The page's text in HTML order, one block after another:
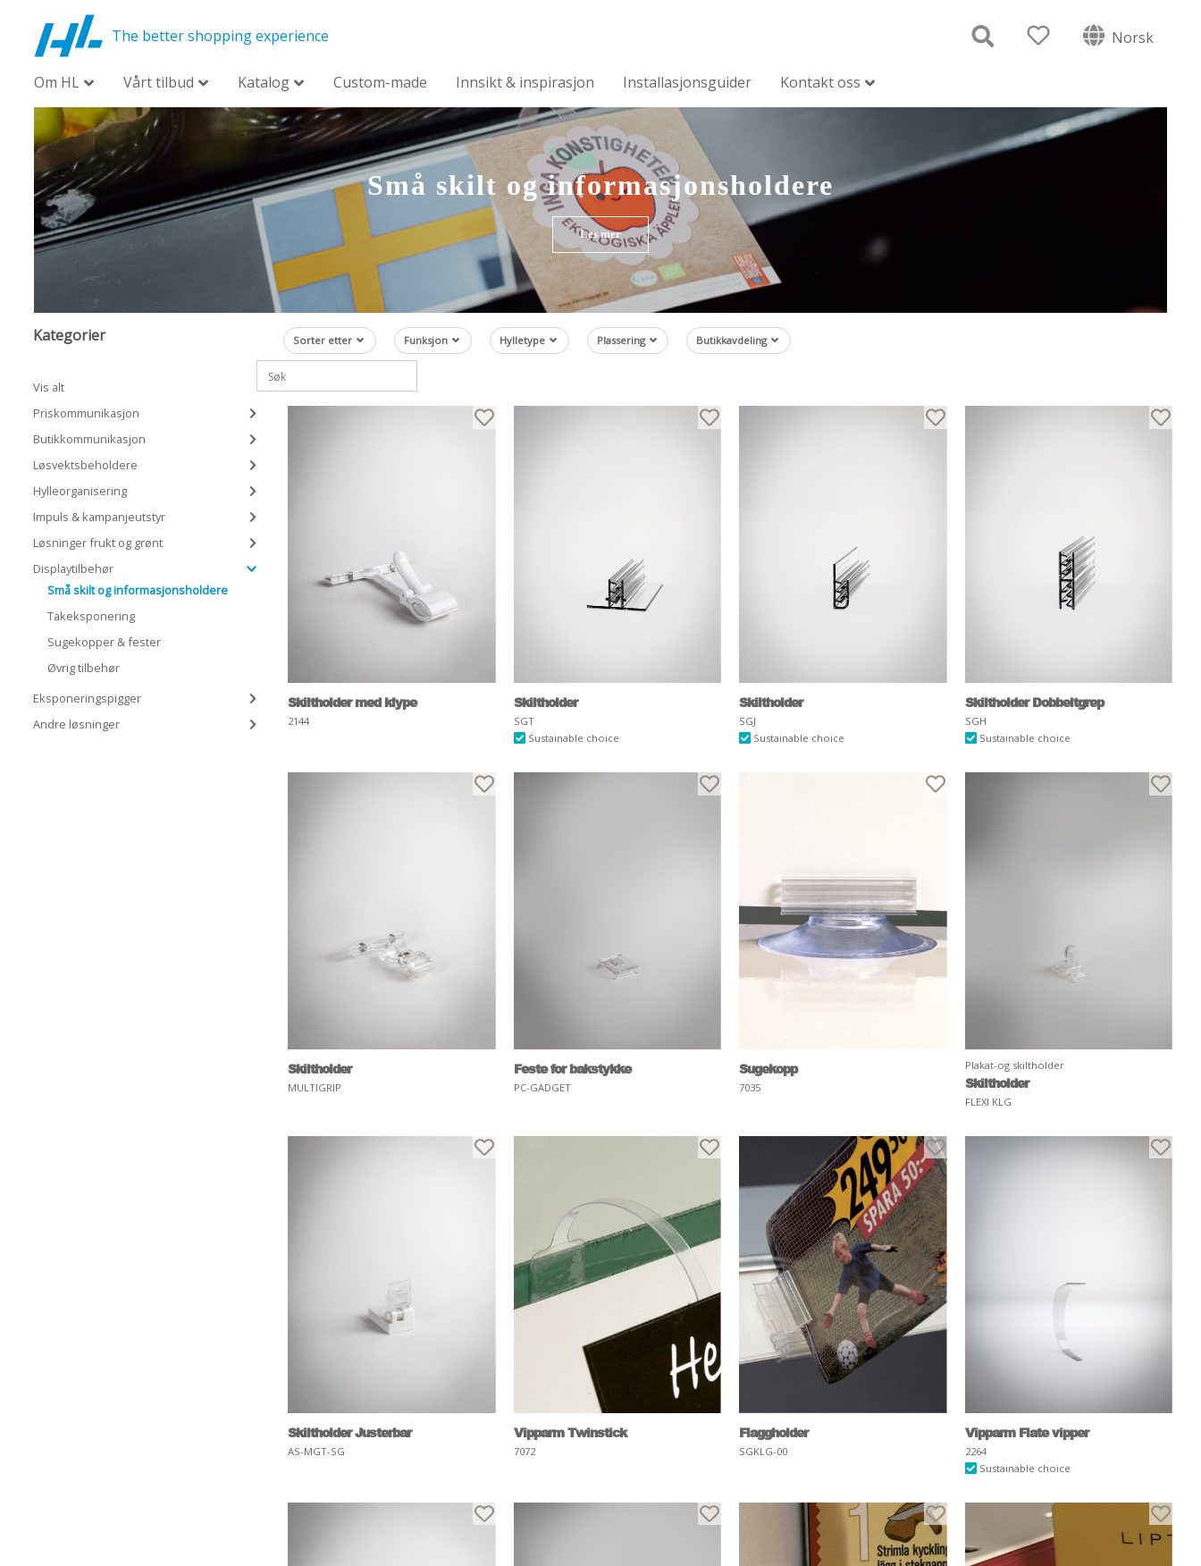
The better shopping experience Norsk
Om HL Vårt tilbud Katalog Custom-made Innsikt & inspirasjon Installasjonsguider Kontakt oss
Små skilt og informasjonsholdere
Les mer
Kategorier
Vis alt
Priskommunikasjon
Butikkommunikasjon
Løsvektsbeholdere
Hylleorganisering
Impuls & kampanjeutstyr
Løsninger frukt og grønt
Displaytilbehør
Små skilt og informasjonsholdere
Takeksponering
Sugekopper & fester
Øvrig tilbehør
Eksponeringspigger
Andre løsninger
Sorter etter Funksjon Hylletype Plassering Butikkavdeling
Skiltholder med klype
2144
Skiltholder
SGT
Sustainable choice
Skiltholder
SGJ
Sustainable choice
Skiltholder Dobbeltgrep
SGH
Sustainable choice
Skiltholder
MULTIGRIP
Feste for bakstykke
PC-GADGET
Sugekopp
7035
Plakat-og skiltholder
Skiltholder
FLEXI KLG
Skiltholder Justerbar
AS-MGT-SG
Vipparm Twinstick
7072
Flaggholder
SGKLG-00
Vipparm Flate vipper
2264
Sustainable choice